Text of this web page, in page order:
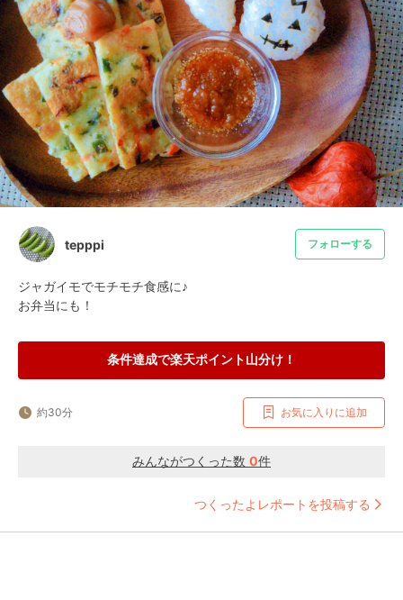
tepppi フォローする
ジャガイモでモチモチ食感に♪
お弁当にも！
条件達成で楽天ポイント山分け！
約30分 お気に入りに追加
みんながつくった数 0件
つくったよレポートを投稿する